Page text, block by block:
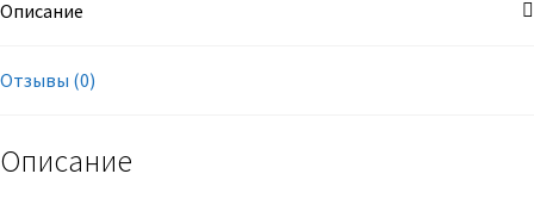
Описание
Отзывы (0)
Описание